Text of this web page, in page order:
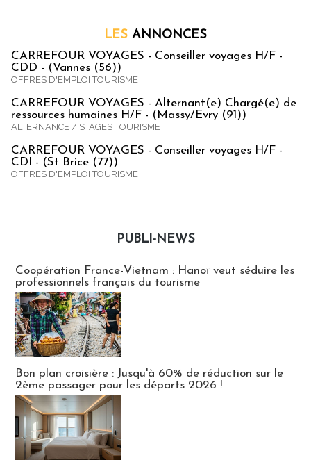
LES ANNONCES
CARREFOUR VOYAGES - Conseiller voyages H/F -
CDD - (Vannes (56))
OFFRES D'EMPLOI TOURISME
CARREFOUR VOYAGES - Alternant(e) Chargé(e) de
ressources humaines H/F - (Massy/Evry (91))
ALTERNANCE / STAGES TOURISME
CARREFOUR VOYAGES - Conseiller voyages H/F -
CDI - (St Brice (77))
OFFRES D'EMPLOI TOURISME
PUBLI-NEWS
Coopération France-Vietnam : Hanoï veut séduire les
professionnels français du tourisme
Bon plan croisière : Jusqu'à 60% de réduction sur le
2ème passager pour les départs 2026 !